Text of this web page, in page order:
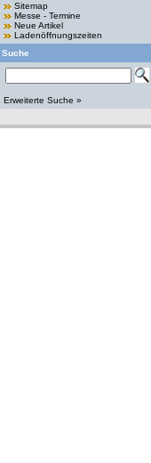
Sitemap
Messe - Termine
Neue Artikel
Ladenöffnungszeiten
Suche
Erweiterte Suche »